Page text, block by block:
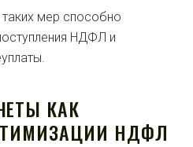
мер способно
НДФЛ и
КАК
НДФЛ